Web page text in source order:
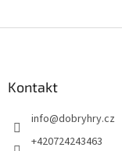
Kontakt
info@dobryhry.cz
+420724243463